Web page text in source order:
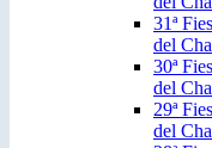
31ª
del
30ª
del
29ª
del